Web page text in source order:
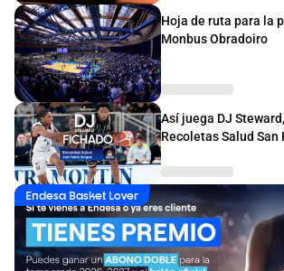
Hoja de ruta para la
Monbus Obradoiro
Así juega DJ
Recoletas Salud San
Endesa Basket Lover